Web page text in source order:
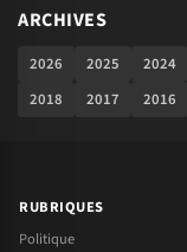
ARCHIVES
2026 2025 2024
2018
2017 2016
RUBRIQUES
Politique